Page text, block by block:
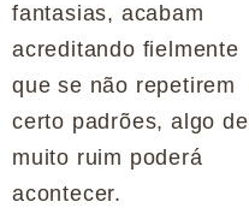
fantasias, acabam
acreditando fielmente
que se não repetirem
certo padrões, algo de
muito ruim poderá
acontecer.